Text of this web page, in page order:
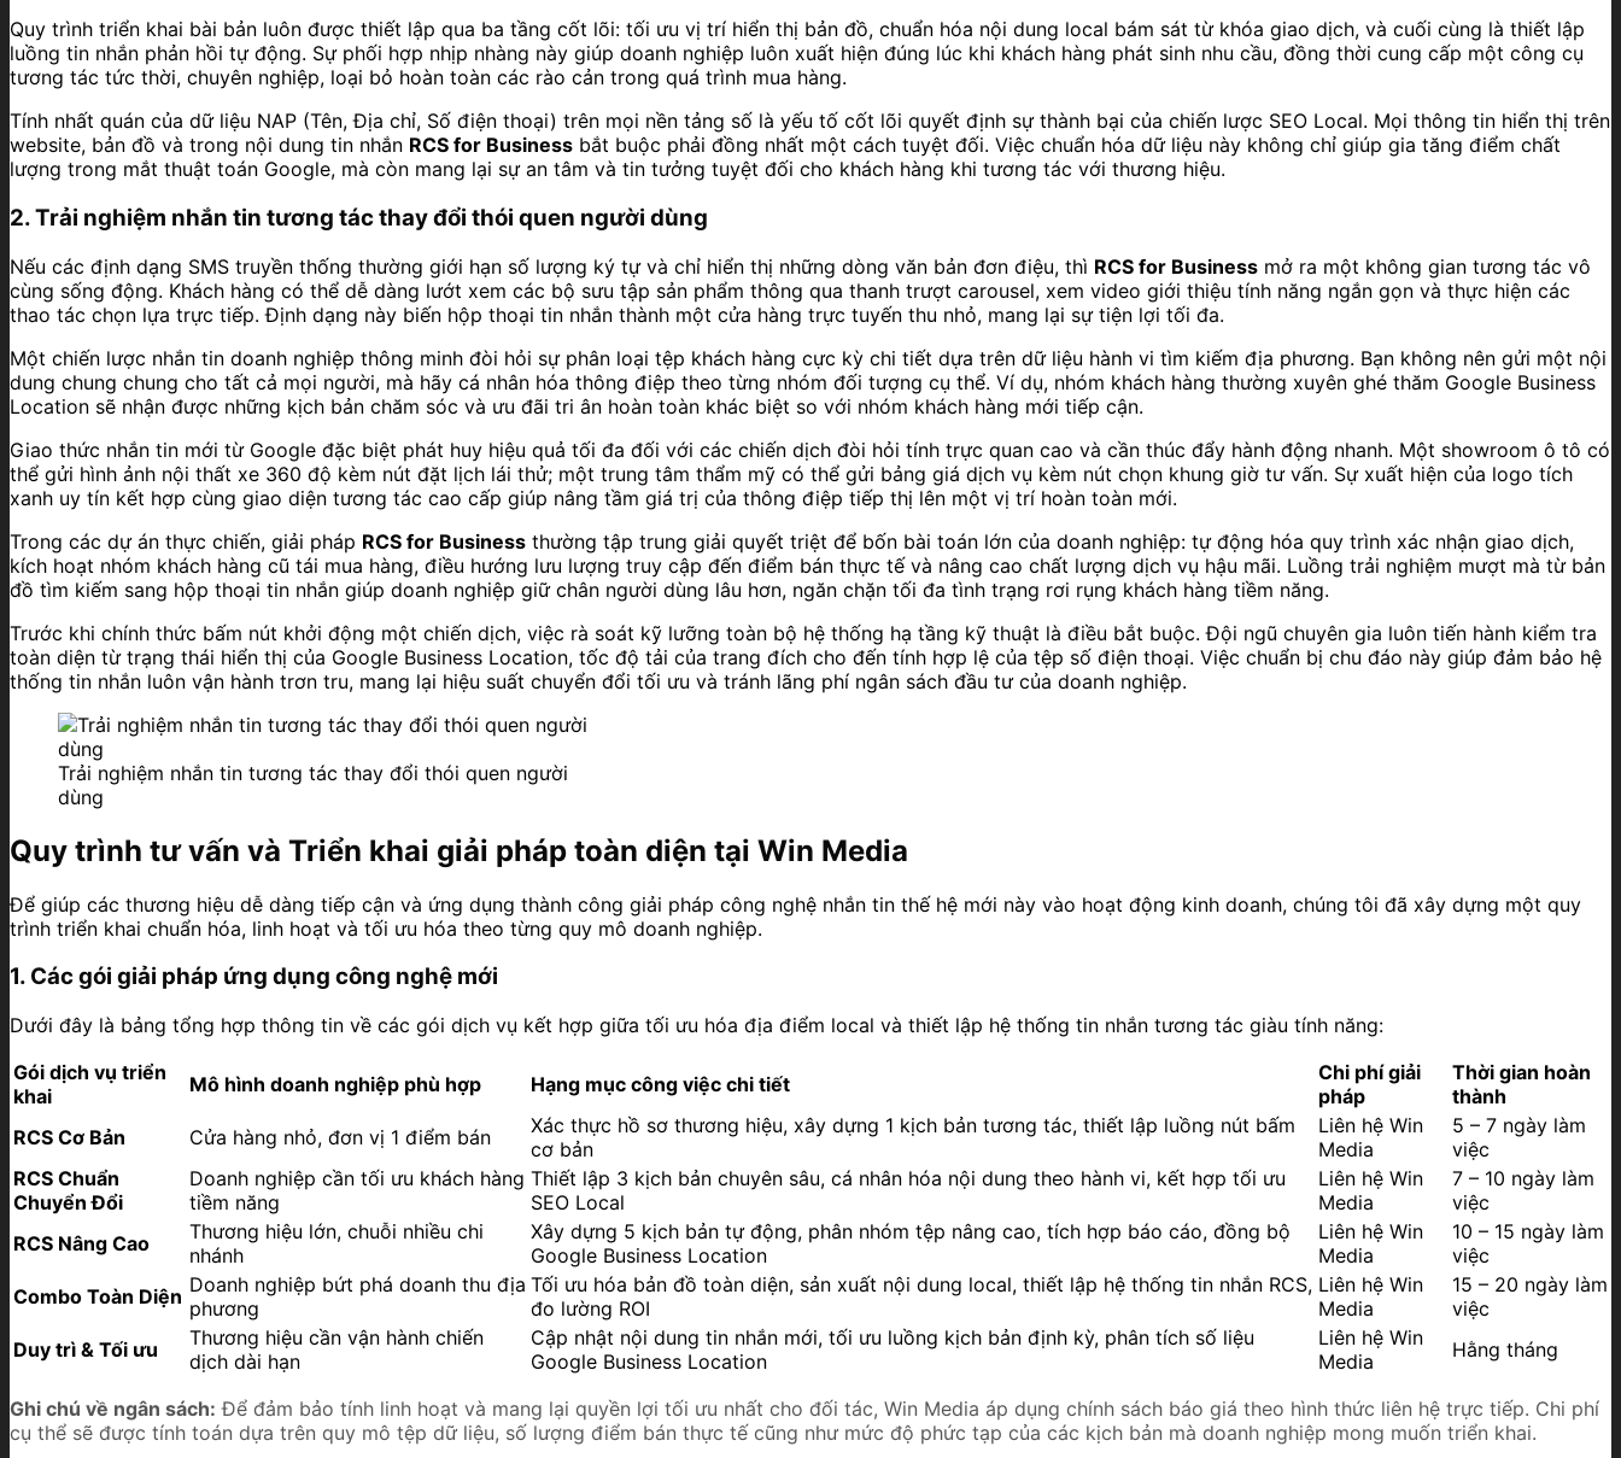
Quy trình triển khai bài bản luôn được thiết lập qua ba tầng cốt lõi: tối ưu vị trí hiển thị bản đồ, chuẩn hóa nội dung local bám sát từ khóa giao dịch, và cuối cùng là thiết lập
luồng tin nhắn phản hồi tự động. Sự phối hợp nhịp nhàng này giúp doanh nghiệp luôn xuất hiện đúng lúc khi khách hàng phát sinh nhu cầu, đồng thời cung cấp một công cụ
tương tác tức thời, chuyên nghiệp, loại bỏ hoàn toàn các rào cản trong quá trình mua hàng.
Tính nhất quán của dữ liệu NAP (Tên, Địa chỉ, Số điện thoại) trên mọi nền tảng số là yếu tố cốt lõi quyết định sự thành bại của chiến lược SEO Local. Mọi thông tin hiển thị trên
website, bản đồ và trong nội dung tin nhắn RCS for Business bắt buộc phải đồng nhất một cách tuyệt đối. Việc chuẩn hóa dữ liệu này không chỉ giúp gia tăng điểm chất
lượng trong mắt thuật toán Google, mà còn mang lại sự an tâm và tin tưởng tuyệt đối cho khách hàng khi tương tác với thương hiệu.
2. Trải nghiệm nhắn tin tương tác thay đổi thói quen người dùng
Nếu các định dạng SMS truyền thống thường giới hạn số lượng ký tự và chỉ hiển thị những dòng văn bản đơn điệu, thì RCS for Business mở ra một không gian tương tác vô
cùng sống động. Khách hàng có thể dễ dàng lướt xem các bộ sưu tập sản phẩm thông qua thanh trượt carousel, xem video giới thiệu tính năng ngắn gọn và thực hiện các
thao tác chọn lựa trực tiếp. Định dạng này biến hộp thoại tin nhắn thành một cửa hàng trực tuyến thu nhỏ, mang lại sự tiện lợi tối đa.
Một chiến lược nhắn tin doanh nghiệp thông minh đòi hỏi sự phân loại tệp khách hàng cực kỳ chi tiết dựa trên dữ liệu hành vi tìm kiếm địa phương. Bạn không nên gửi một nội
dung chung chung cho tất cả mọi người, mà hãy cá nhân hóa thông điệp theo từng nhóm đối tượng cụ thể. Ví dụ, nhóm khách hàng thường xuyên ghé thăm Google Business
Location sẽ nhận được những kịch bản chăm sóc và ưu đãi tri ân hoàn toàn khác biệt so với nhóm khách hàng mới tiếp cận.
Giao thức nhắn tin mới từ Google đặc biệt phát huy hiệu quả tối đa đối với các chiến dịch đòi hỏi tính trực quan cao và cần thúc đẩy hành động nhanh. Một showroom ô tô có
thể gửi hình ảnh nội thất xe 360 độ kèm nút đặt lịch lái thử; một trung tâm thẩm mỹ có thể gửi bảng giá dịch vụ kèm nút chọn khung giờ tư vấn. Sự xuất hiện của logo tích
xanh uy tín kết hợp cùng giao diện tương tác cao cấp giúp nâng tầm giá trị của thông điệp tiếp thị lên một vị trí hoàn toàn mới.
Trong các dự án thực chiến, giải pháp RCS for Business thường tập trung giải quyết triệt để bốn bài toán lớn của doanh nghiệp: tự động hóa quy trình xác nhận giao dịch,
kích hoạt nhóm khách hàng cũ tái mua hàng, điều hướng lưu lượng truy cập đến điểm bán thực tế và nâng cao chất lượng dịch vụ hậu mãi. Luồng trải nghiệm mượt mà từ bản
đồ tìm kiếm sang hộp thoại tin nhắn giúp doanh nghiệp giữ chân người dùng lâu hơn, ngăn chặn tối đa tình trạng rơi rụng khách hàng tiềm năng.
Trước khi chính thức bấm nút khởi động một chiến dịch, việc rà soát kỹ lưỡng toàn bộ hệ thống hạ tầng kỹ thuật là điều bắt buộc. Đội ngũ chuyên gia luôn tiến hành kiểm tra
toàn diện từ trạng thái hiển thị của Google Business Location, tốc độ tải của trang đích cho đến tính hợp lệ của tệp số điện thoại. Việc chuẩn bị chu đáo này giúp đảm bảo hệ
thống tin nhắn luôn vận hành trơn tru, mang lại hiệu suất chuyển đổi tối ưu và tránh lãng phí ngân sách đầu tư của doanh nghiệp.
Trải nghiệm nhắn tin tương tác thay đổi thói quen người
dùng
Quy trình tư vấn và Triển khai giải pháp toàn diện tại Win Media
Để giúp các thương hiệu dễ dàng tiếp cận và ứng dụng thành công giải pháp công nghệ nhắn tin thế hệ mới này vào hoạt động kinh doanh, chúng tôi đã xây dựng một quy
trình triển khai chuẩn hóa, linh hoạt và tối ưu hóa theo từng quy mô doanh nghiệp.
1. Các gói giải pháp ứng dụng công nghệ mới
Dưới đây là bảng tổng hợp thông tin về các gói dịch vụ kết hợp giữa tối ưu hóa địa điểm local và thiết lập hệ thống tin nhắn tương tác giàu tính năng:
Gói dịch vụ triển
khai
Mô hình doanh nghiệp phù hợp Hạng mục công việc chi tiết
Chi phí giải
pháp
Thời gian hoàn
thành
RCS Cơ Bản
Cửa hàng nhỏ, đơn vị 1 điểm bán
Xác thực hồ sơ thương hiệu, xây dựng 1 kịch bản tương tác, thiết lập luồng nút bấm
cơ bản
Liên hệ Win
Media
5 – 7 ngày làm
việc
RCS Chuẩn
Chuyển Đổi
Doanh nghiệp cần tối ưu khách hàng
tiềm năng
Thiết lập 3 kịch bản chuyên sâu, cá nhân hóa nội dung theo hành vi, kết hợp tối ưu
SEO Local
Liên hệ Win
Media
7 – 10 ngày làm
việc
RCS Nâng Cao
Thương hiệu lớn, chuỗi nhiều chi
nhánh
Xây dựng 5 kịch bản tự động, phân nhóm tệp nâng cao, tích hợp báo cáo, đồng bộ
Google Business Location
Liên hệ Win
Media
10 – 15 ngày làm
việc
Combo Toàn Diện Doanh nghiệp bứt phá doanh thu địa
phương
Tối ưu hóa bản đồ toàn diện, sản xuất nội dung local, thiết lập hệ thống tin nhắn RCS,
đo lường ROI
Liên hệ Win
Media
15 – 20 ngày làm
việc
Duy trì & Tối ưu
Thương hiệu cần vận hành chiến
dịch dài hạn
Cập nhật nội dung tin nhắn mới, tối ưu luồng kịch bản định kỳ, phân tích số liệu
Google Business Location
Liên hệ Win
Media
Hằng tháng
Ghi chú về ngân sách: Để đảm bảo tính linh hoạt và mang lại quyền lợi tối ưu nhất cho đối tác, Win Media áp dụng chính sách báo giá theo hình thức liên hệ trực tiếp. Chi phí
cụ thể sẽ được tính toán dựa trên quy mô tệp dữ liệu, số lượng điểm bán thực tế cũng như mức độ phức tạp của các kịch bản mà doanh nghiệp mong muốn triển khai.